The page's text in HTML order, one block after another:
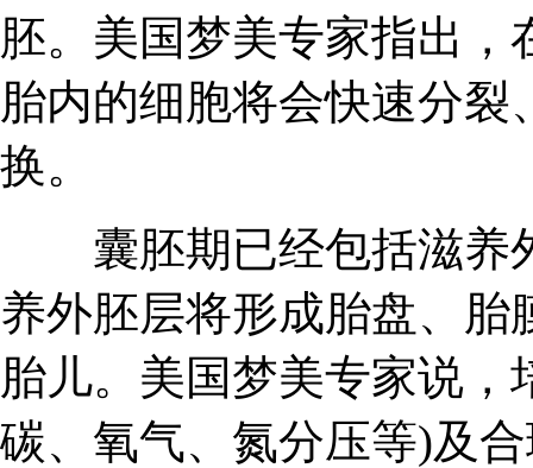
胚。美国梦美专家指出
胎内的细胞将会快速分
换。
囊胚期已经包括滋养
养外胚层将形成胎盘、
胎儿。美国梦美专家说
碳、氧气、氮分压等)及